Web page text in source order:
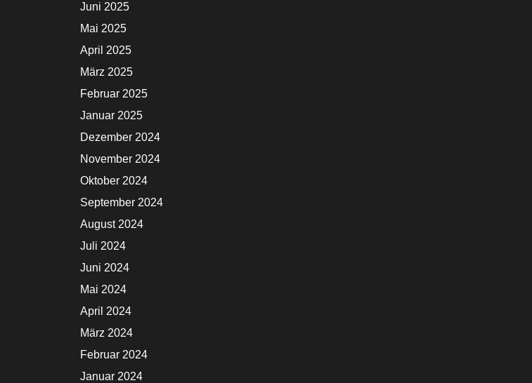
Juni 2025
Mai 2025
April 2025
März 2025
Februar 2025
Januar 2025
Dezember 2024
November 2024
Oktober 2024
September 2024
August 2024
Juli 2024
Juni 2024
Mai 2024
April 2024
März 2024
Februar 2024
Januar 2024